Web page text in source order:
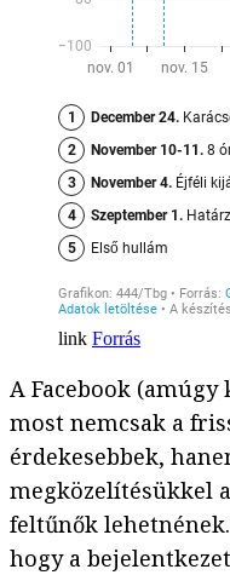
Forrás
A Facebook
most nemcsak a
érdekesebbek,
megközelítésükkel
feltűnők
hogy a